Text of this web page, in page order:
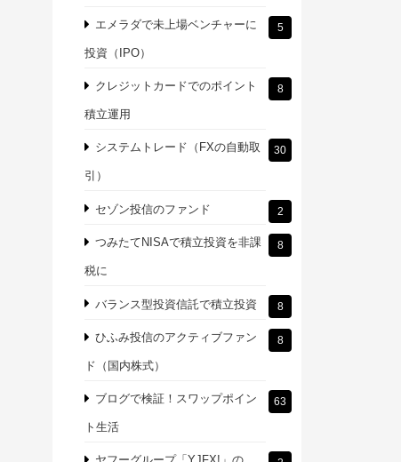
エメラダで未上場ベンチャーに
投資（IPO）
5
クレジットカードでのポイント
積立運用
8
システムトレード（FXの自動取
引）
30
セゾン投信のファンド 2
つみたてNISAで積立投資を非課
税に
8
バランス型投資信託で積立投資 8
ひふみ投信のアクティブファン
ド（国内株式）
8
ブログで検証！スワップポイン
ト生活
63